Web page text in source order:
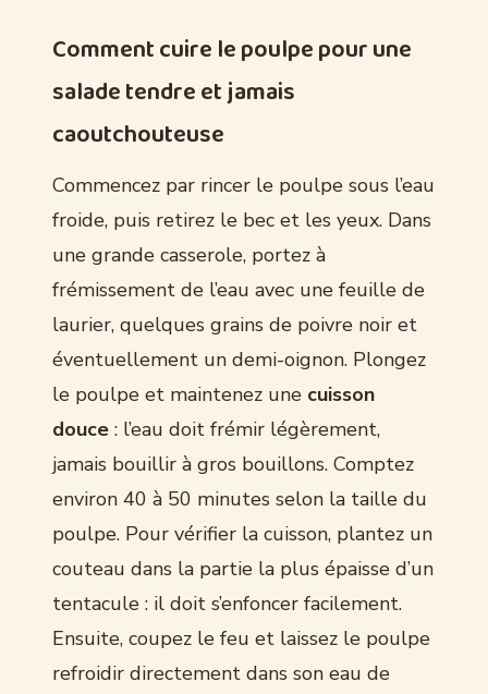
Comment cuire le poulpe pour une
salade tendre et jamais
caoutchouteuse
Commencez par rincer le poulpe sous l’eau
froide, puis retirez le bec et les yeux. Dans
une grande casserole, portez à
frémissement de l’eau avec une feuille de
laurier, quelques grains de poivre noir et
éventuellement un demi-oignon. Plongez
le poulpe et maintenez une cuisson
douce : l’eau doit frémir légèrement,
jamais bouillir à gros bouillons. Comptez
environ 40 à 50 minutes selon la taille du
poulpe. Pour vérifier la cuisson, plantez un
couteau dans la partie la plus épaisse d’un
tentacule : il doit s’enfoncer facilement.
Ensuite, coupez le feu et laissez le poulpe
refroidir directement dans son eau de